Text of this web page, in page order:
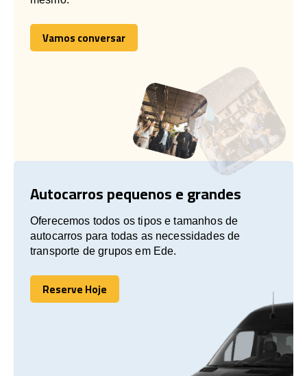
Vamos conversar
Vamos conversar
Autocarros pequenos e grandes
Oferecemos todos os tipos e tamanhos de
autocarros para todas as necessidades de
transporte de grupos em Ede.
Reserve Hoje
Reserve Hoje